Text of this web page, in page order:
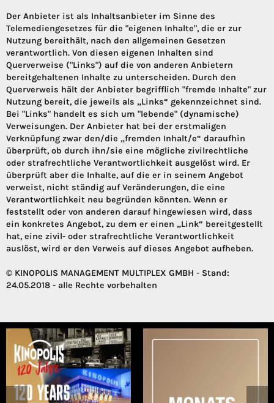
Der Anbieter ist als Inhaltsanbieter im Sinne des
Telemediengesetzes für die "eigenen Inhalte", die er zur
Nutzung bereithält, nach den allgemeinen Gesetzen
verantwortlich. Von diesen eigenen Inhalten sind
Querverweise ("Links") auf die von anderen Anbietern
bereitgehaltenen Inhalte zu unterscheiden. Durch den
Querverweis hält der Anbieter begrifflich "fremde Inhalte" zur
Nutzung bereit, die jeweils als „Links“ gekennzeichnet sind.
Bei "Links" handelt es sich um "lebende" (dynamische)
Verweisungen. Der Anbieter hat bei der erstmaligen
Verknüpfung zwar den/die „fremden Inhalt/e“ daraufhin
überprüft, ob durch ihn/sie eine mögliche zivilrechtliche
oder strafrechtliche Verantwortlichkeit ausgelöst wird. Er
überprüft aber die Inhalte, auf die er in seinem Angebot
verweist, nicht ständig auf Veränderungen, die eine
Verantwortlichkeit neu begründen könnten. Wenn er
feststellt oder von anderen darauf hingewiesen wird, dass
ein konkretes Angebot, zu dem er einen „Link“ bereitgestellt
hat, eine zivil- oder strafrechtliche Verantwortlichkeit
auslöst, wird er den Verweis auf dieses Angebot aufheben.
© KINOPOLIS MANAGEMENT MULTIPLEX GMBH - Stand:
24.05.2018 - alle Rechte vorbehalten